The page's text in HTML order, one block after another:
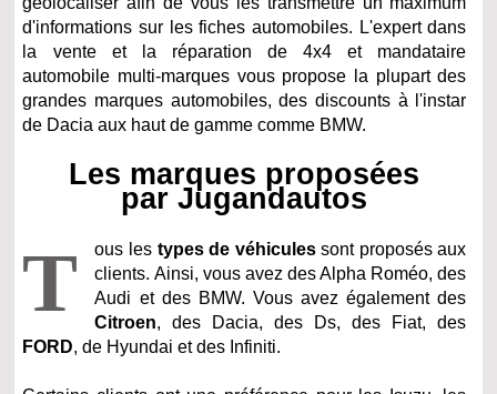
d'informations sur les fiches automobiles. L'expert dans
la vente et la réparation de 4x4 et mandataire
automobile multi-marques vous propose la plupart des
grandes marques automobiles, des discounts à l'instar
de Dacia aux haut de gamme comme BMW.
Les marques proposées
par Jugandautos
T ous les types de véhiculessont proposés aux
clients. Ainsi, vous avez des Alpha Roméo, des
Audi et des BMW. Vous avez également des
Citroen, des Dacia, des Ds, des Fiat, des
FORD, de Hyundai et des Infiniti.